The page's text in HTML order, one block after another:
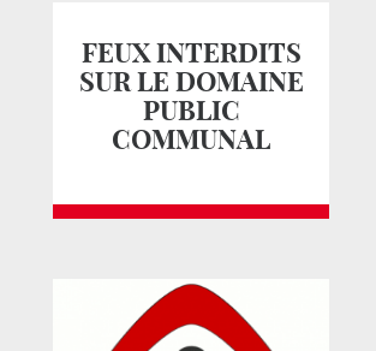
FEUX INTERDITS
SUR LE DOMAINE
PUBLIC
COMMUNAL